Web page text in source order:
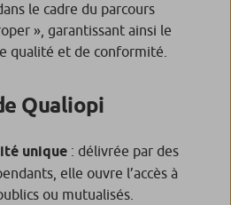
le cadre du parcours
», garantissant ainsi le
qualité et de conformité.
Qualiopi
unique : délivrée par des
elle ouvre l’accès à
ou mutualisés.